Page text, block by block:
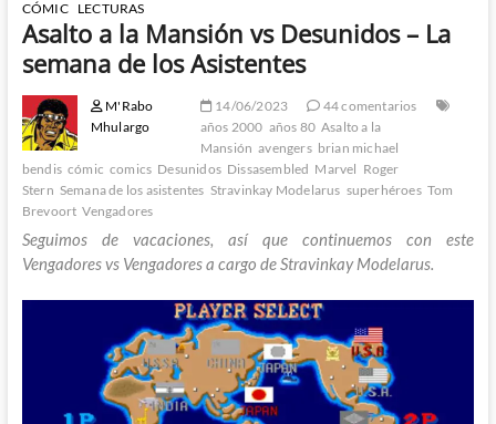
CÓMIC LECTURAS
Asalto a la Mansión vs Desunidos – La
semana de los Asistentes
M'Rabo
Mhulargo
14/06/2023
44 comentarios
años 2000 años 80 Asalto a la
Mansión avengers brian michael
bendis cómic comics Desunidos Dissasembled Marvel Roger
Stern Semana de los asistentes Stravinkay Modelarus superhéroes Tom
Brevoort Vengadores
Seguimos de vacaciones, así que continuemos con este
Vengadores vs Vengadores a cargo de Stravinkay Modelarus.